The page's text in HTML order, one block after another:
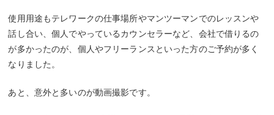
使用用途もテレワークの仕事場所やマンツーマンでのレッスンや
話し合い、個人でやっているカウンセラーなど、会社で借りるの
が多かったのが、個人やフリーランスといった方のご予約が多く
なりました。
あと、意外と多いのが動画撮影です。